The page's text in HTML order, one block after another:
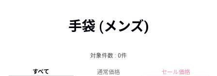
手袋 (メンズ)
対象件数 : 0件
すべて 通常価格 セール価格